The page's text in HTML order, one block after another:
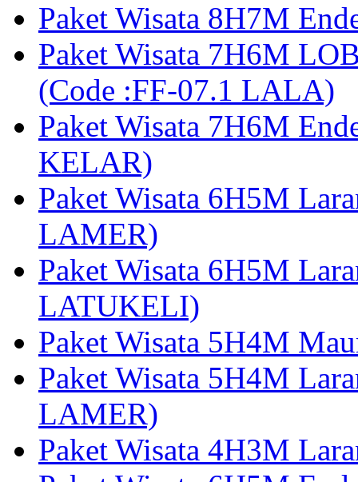
Paket Wisata 8H7M
Paket Wisata 7H6M
(Code :FF-07.1 LALA)
Paket Wisata 7H6M
KELAR)
Paket Wisata 6H5M
LAMER)
Paket Wisata 6H5M
LATUKELI)
Paket Wisata 5H4M
Paket Wisata 5H4M
LAMER)
Paket Wisata 4H3M